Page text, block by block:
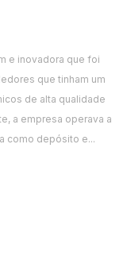
e inovadora que foi
que tinham um
de alta qualidade
a empresa operava a
como depósito e...